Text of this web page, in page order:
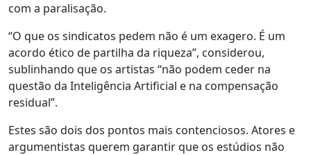
com a paralisação.
“O que os sindicatos pedem não é um exagero. É um
acordo ético de partilha da riqueza”, considerou,
sublinhando que os artistas “não podem ceder na
questão da Inteligência Artificial e na compensação
residual”.
Estes são dois dos pontos mais contenciosos. Atores e
argumentistas querem garantir que os estúdios não